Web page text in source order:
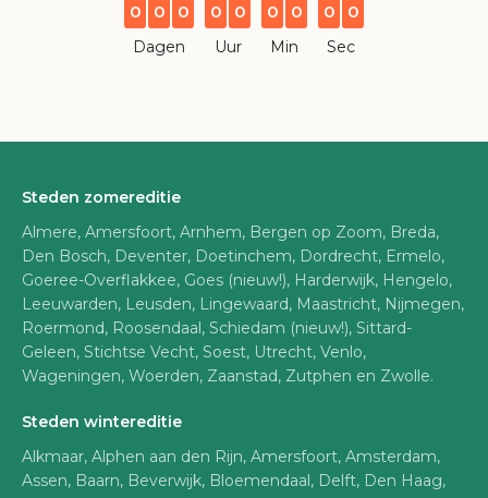
0 0 0
Dagen
0 0
Uur
0 0
Min
0 0
Sec
Steden zomereditie
Almere, Amersfoort, Arnhem, Bergen op Zoom, Breda,
Den Bosch, Deventer, Doetinchem, Dordrecht, Ermelo,
Goeree-Overflakkee, Goes (nieuw!), Harderwijk, Hengelo,
Leeuwarden, Leusden, Lingewaard, Maastricht, Nijmegen,
Roermond, Roosendaal, Schiedam (nieuw!), Sittard-
Geleen, Stichtse Vecht, Soest, Utrecht, Venlo,
Wageningen, Woerden, Zaanstad, Zutphen en Zwolle.
Steden wintereditie
Alkmaar, Alphen aan den Rijn, Amersfoort, Amsterdam,
Assen, Baarn, Beverwijk, Bloemendaal, Delft, Den Haag,